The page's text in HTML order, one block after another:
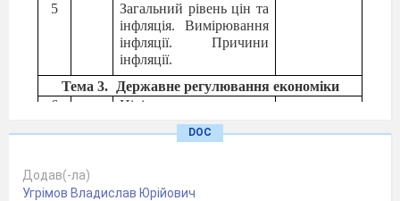
5
Загальний рівень цін та
інфляція. Вимірювання
інфляції. Причини
інфляції.
Тема 3.
Державне регулювання економіки
6
Цілі державного
регулювання.
Інструменти
регулювання.
DOC
Додав(-ла)
Угрімов Владислав Юрійович